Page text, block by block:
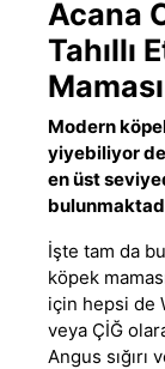
Acana
Tahıllı
Maması
Modern
yiyebiliyor
en üst
İşte tam da
köpek
için hepsi de
veya ÇİĞ
Angus